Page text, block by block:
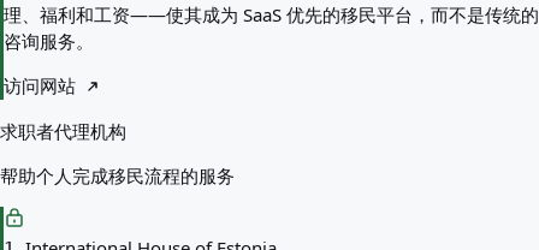
理、福利和工资——使其成为 SaaS 优先的移民平台，而不是传统的
咨询服务。
访问网站
求职者代理机构
帮助个人完成移民流程的服务